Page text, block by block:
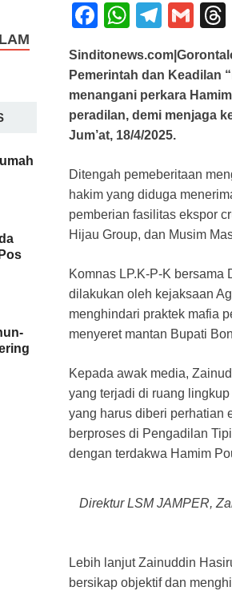
F
c
e
b
o
o
k
W
at
s
A
p
p
T
e
gr
a
m
G
ail
Pemerintah dan Keadilan
menangani perkara
peradilan, demi menjaga
Jum’at, 18/4/2025.
Ditengah pemeberitaan
hakim yang diduga
pemberian fasilitas ekspor
Hijau Group, dan Musim
Komnas LP.K-P-K
dilakukan oleh kejaksaan
menghindari praktek mafia
menyeret mantan Bupati
Kepada awak media,
yang terjadi di ruang
yang harus diberi perhatian
berproses di Pengadilan
dengan terdakwa Hamim
Direktur LSM JAMPER,
Lebih lanjut Zainuddin
bersikap objektif dan